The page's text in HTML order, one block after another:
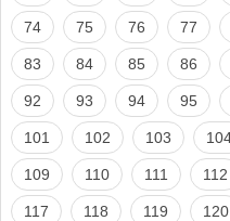
74 75 76 77
83 84 85 86
92 93 94 95
101 102 103
109 110 111 112
117 118 119 120